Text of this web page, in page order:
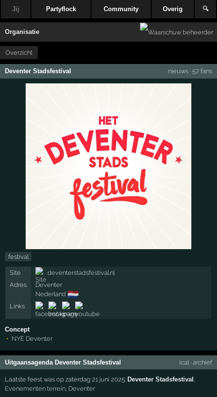
Jij Partyflock Community Overig 🔍
Organisatie
Overzicht
Deventer Stadsfestival nieuws· 57 fans
festival
Site
deventerstadsfestival.nl
Adres
Deventer
Nederland 🇳🇱
Links
Concept
NYE Deventer
Uitgaansagenda Deventer Stadsfestival ical· archief
Laatste feest was op zaterdag 21 juni 2025:Deventer Stadsfestival
Evenementen terrein Deventer